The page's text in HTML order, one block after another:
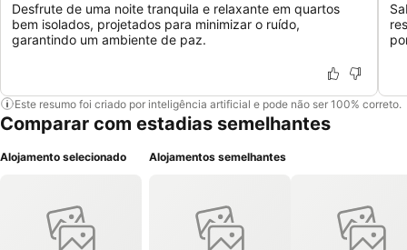
Desfrute de uma noite tranquila e relaxante em quartos
bem isolados, projetados para minimizar o ruído,
garantindo um ambiente de paz.
Este resumo foi criado por inteligência artificial e pode não ser 100% correto.
Comparar com estadias semelhantes
Alojamento selecionado Alojamentos semelhantes